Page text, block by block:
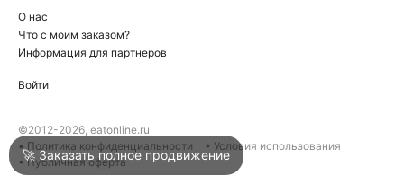
Войти
Написать в техподдержку
О нас
Что с моим заказом?
Информация для партнеров
Войти
©2012-2026, eatonline.ru
• Политика конфиденциальности
• Условия использования
• Публичная оферта
🚀 Заказать полное продвижение